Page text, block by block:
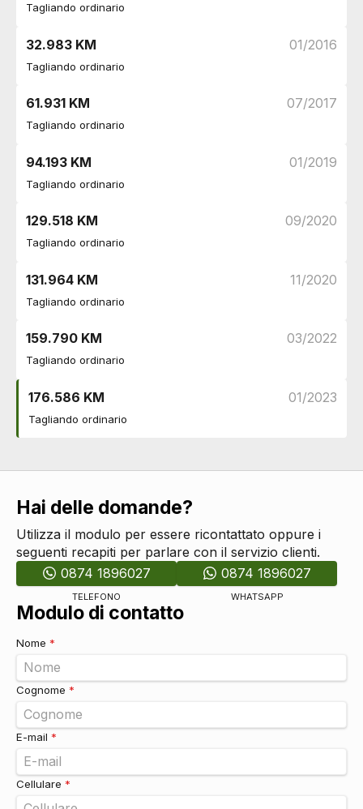
Tagliando ordinario
32.983 KM 01/2016
Tagliando ordinario
61.931 KM 07/2017
Tagliando ordinario
94.193 KM 01/2019
Tagliando ordinario
129.518 KM 09/2020
Tagliando ordinario
131.964 KM 11/2020
Tagliando ordinario
159.790 KM 03/2022
Tagliando ordinario
176.586 KM 01/2023
Tagliando ordinario
Hai delle domande?
Utilizza il modulo per essere ricontattato oppure i
seguenti recapiti per parlare con il servizio clienti.
0874 1896027
TELEFONO
0874 1896027
WHATSAPP
Modulo di contatto
Nome *
Cognome *
E-mail *
Cellulare *